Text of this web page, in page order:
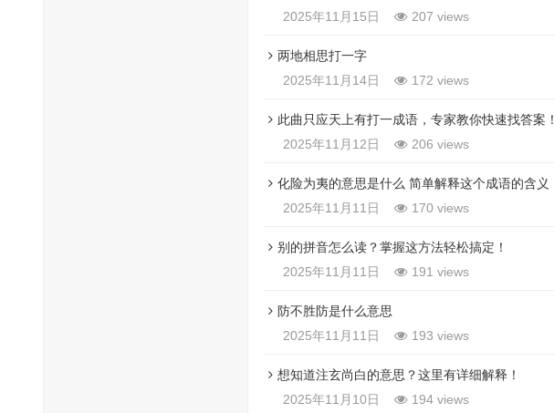
2025年11月15日
207 views
两地相思打一字
2025年11月14日
172 views
此曲只应天上有打一成语，专家教你快速找答案！
2025年11月12日
206 views
化险为夷的意思是什么 简单解释这个成语的含义
2025年11月11日
170 views
别的拼音怎么读？掌握这方法轻松搞定！
2025年11月11日
191 views
防不胜防是什么意思
2025年11月11日
193 views
想知道注玄尚白的意思？这里有详细解释！
2025年11月10日
194 views